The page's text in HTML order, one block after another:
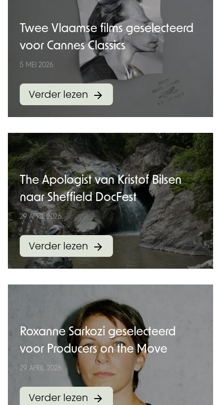
Twee Vlaamse films geselecteerd
voor Cannes Classics
5 MEI 2026
Verder lezen
The Apologist van Kristof Bilsen
naar Sheffield DocFest
29 APRIL 2026
Verder lezen
Roxanne Sarkozi geselecteerd
voor Producers on the Move
29 APRIL 2026
Verder lezen